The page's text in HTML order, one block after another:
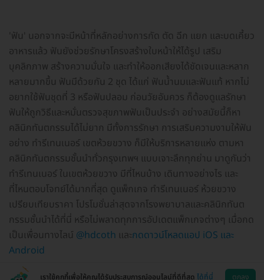
'ฟัน' นอกจากจะมีหน้าที่หลักอย่างการกัด ตัด ฉีก แยก และบดเคี้ยว
อาหารแล้ว ฟันยังช่วยรักษาโครงสร้างใบหน้าให้ได้รูป เสริม
บุคลิกภาพ สร้างความมั่นใจ และทำให้ออกเสียงได้ชัดเจนและหลาก
หลายมากขึ้น ฟันมีด้วยกัน 2 ชุด ได้แก่ ฟันน้ำนมและฟันแท้ หากไม่
อยากใช้ฟันชุดที่ 3 หรือฟันปลอม ก่อนวัยอันควร ก็ต้องดูแลรักษา
ฟันให้ถูกวิธีและหมั่นตรวจสุขภาพฟันเป็นประจำ อย่างสมัยนี้ก็หา
คลินิกทันตกรรมได้ไม่ยาก มีทั้งการรักษา การเสริมความงามให้ฟัน
อย่าง ทำรีเทนเนอร์ เขตห้วยขวาง ก็มีให้บริการหลายแห่ง ตามหา
คลินิกทันตกรรมชั้นนำทั่วกรุงเทพฯ แบบเจาะลึกทุกย่าน มาดูกันว่า
ทำรีเทนเนอร์ ในเขตห้วยขวาง มีที่ไหนบ้าง เดินทางอย่างไร และ
ที่ไหนตอบโจทย์ได้มากที่สุด ดูแพ็กเกจ ทำรีเทนเนอร์ ห้วยขวาง
เปรียบเทียบราคา โปรโมชั่นล่าสุดจากโรงพยาบาลและคลินิกทันต
กรรมชั้นนำได้ที่นี่ หรือไม่พลาดทุกการอัปเดตแพ็กเกจต่างๆ เมื่อกด
เป็นเพื่อนทางไลน์ @hdcoth และกดดาวน์โหลดแอป iOS และ
Android
เราใช้คุกกี้เพื่อให้คุณได้รับประสบการณ์ออนไลน์ที่ดีที่สุด ได้ที่นี่ ตกลง